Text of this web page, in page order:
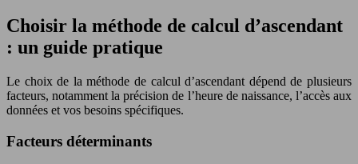
Choisir la méthode de calcul d’ascendant
: un guide pratique
Le choix de la méthode de calcul d’ascendant dépend de plusieurs
facteurs, notamment la précision de l’heure de naissance, l’accès aux
données et vos besoins spécifiques.
Facteurs déterminants